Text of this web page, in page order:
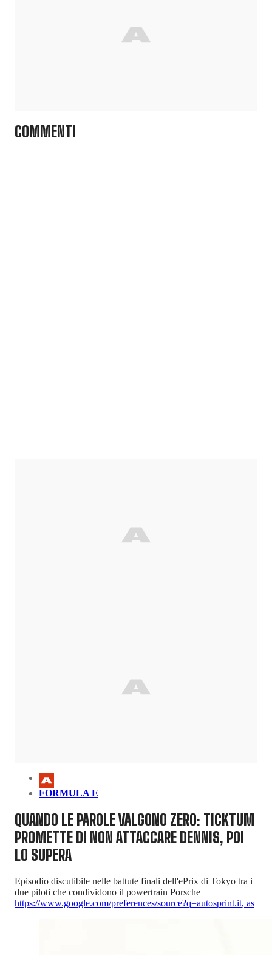
COMMENTI
FORMULA E
QUANDO LE PAROLE VALGONO ZERO: TICKTUM
PROMETTE DI NON ATTACCARE DENNIS, POI
LO SUPERA
Episodio discutibile nelle battute finali dell'ePrix di Tokyo tra i
due piloti che condividono il powertrain Porsche
https://www.google.com/preferences/source?q=autosprint.it, as